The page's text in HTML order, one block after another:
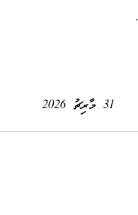
31 މާރިޗު 2026